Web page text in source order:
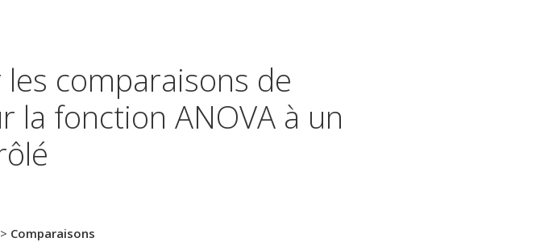
comparaisons de
la fonction ANOVA à un
> Comparaisons